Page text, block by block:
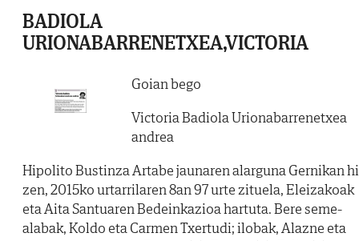
BADIOLA
URIONABARRENETXEA,VICTORIA
Goian bego
Victoria Badiola Urionabarrenetxea
andrea
Hipolito Bustinza Artabe jaunaren alarguna Gernikan
zen, 2015ko urtarrilaren 8an 97 urte zituela, Eleizakoak
eta Aita Santuaren Bedeinkazioa hartuta. Bere seme-
alabak, Koldo eta Carmen Txertudi; ilobak, Alazne eta